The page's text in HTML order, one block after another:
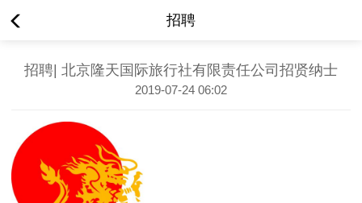
招聘
招聘| 北京隆天国际旅行社有限责任公司招贤纳士
2019-07-24 06:02